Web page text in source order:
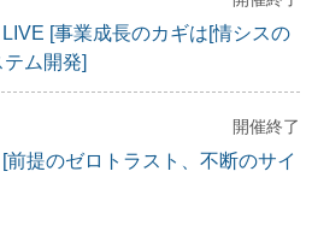
[事業成長のカギは[情シスの
ム開発]
開催終了
前提のゼロトラスト、不断のサイ